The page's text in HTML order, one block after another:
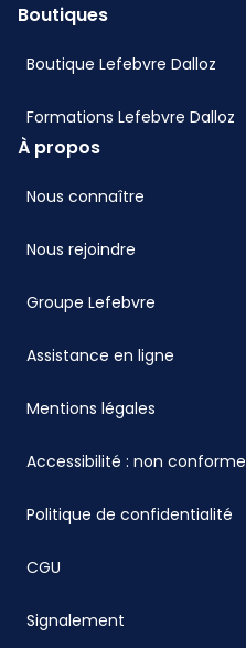
Boutiques
Boutique Lefebvre Dalloz
Formations Lefebvre Dalloz
À propos
Nous connaître
Nous rejoindre
Groupe Lefebvre
Assistance en ligne
Mentions légales
Accessibilité : non conforme
Politique de confidentialité
CGU
Signalement